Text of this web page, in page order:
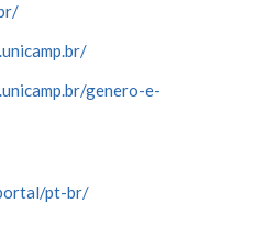
genero-e-
pt-br/